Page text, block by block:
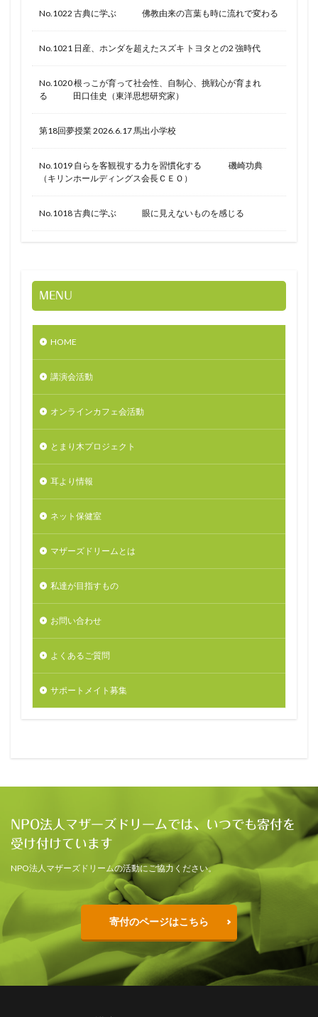
No.1022 古典に学ぶ 佛教由来の言葉も時に流れで変わる
No.1021 日産、ホンダを超えたスズキ トヨタとの2 強時代
No.1020 根っこが育って社会性、自制心、挑戦心が育まれ
る 田口佳史（東洋思想研究家）
第18回夢授業 2026.6.17 馬出小学校
No.1019 自らを客観視する力を習慣化する 磯崎功典
（キリンホールディングス会長ＣＥＯ）
No.1018 古典に学ぶ 眼に見えないものを感じる
MENU
HOME
講演会活動
オンラインカフェ会活動
とまり木プロジェクト
耳より情報
ネット保健室
マザーズドリームとは
私達が目指すもの
お問い合わせ
よくあるご質問
サポートメイト募集
NPO法人マザーズドリームでは、いつでも寄付を
受け付けています
NPO法人マザーズドリームの活動にご協力ください。
寄付のページはこちら